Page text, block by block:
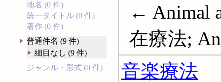
地名 (0 件)
統一タイトル (0 件)
著作 (0 件)
普通件名 (9 件)
細目なし (9 件)
ジャンル・形式 (0 件)
← Animal
在療法;
音楽療法